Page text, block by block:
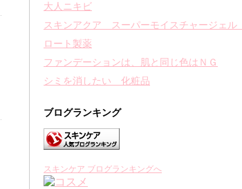
大人ニキビ
スキンアクア スーパーモイスチャージェル
ロート製薬
ファンデーションは、肌と同じ色はＮＧ
シミを消したい 化粧品
ブログランキング
スキンケア ブログランキングへ